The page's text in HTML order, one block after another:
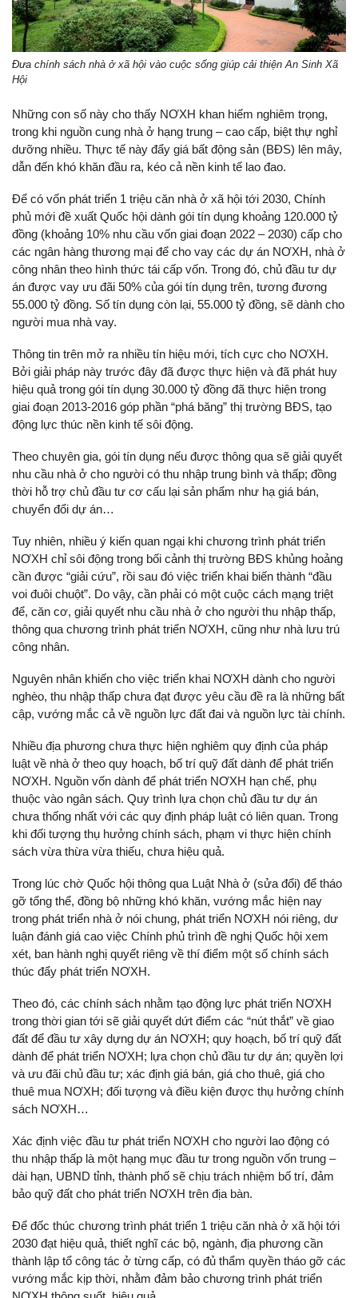
Đưa chính sách nhà ở xã hội vào cuộc sống giúp cải thiện An Sinh Xã
Hội
Những con số này cho thấy NƠXH khan hiếm nghiêm trọng,
trong khi nguồn cung nhà ở hạng trung – cao cấp, biệt thự nghỉ
dưỡng nhiều. Thực tế này đẩy giá bất động sản (BĐS) lên mây,
dẫn đến khó khăn đầu ra, kéo cả nền kinh tế lao đao.
Để có vốn phát triển 1 triệu căn nhà ở xã hội tới 2030, Chính
phủ mới đề xuất Quốc hội dành gói tín dụng khoảng 120.000 tỷ
đồng (khoảng 10% nhu cầu vốn giai đoạn 2022 – 2030) cấp cho
các ngân hàng thương mại để cho vay các dự án NƠXH, nhà ở
công nhân theo hình thức tái cấp vốn. Trong đó, chủ đầu tư dự
án được vay ưu đãi 50% của gói tín dụng trên, tương đương
55.000 tỷ đồng. Số tín dụng còn lại, 55.000 tỷ đồng, sẽ dành cho
người mua nhà vay.
Thông tin trên mở ra nhiều tín hiệu mới, tích cực cho NƠXH.
Bởi giải pháp này trước đây đã được thực hiện và đã phát huy
hiệu quả trong gói tín dụng 30.000 tỷ đồng đã thực hiện trong
giai đoạn 2013-2016 góp phần “phá băng” thị trường BĐS, tạo
động lực thúc nền kinh tế sôi động.
Theo chuyên gia, gói tín dụng nếu được thông qua sẽ giải quyết
nhu cầu nhà ở cho người có thu nhập trung bình và thấp; đồng
thời hỗ trợ chủ đầu tư cơ cấu lại sản phẩm như hạ giá bán,
chuyển đổi dự án…
Tuy nhiên, nhiều ý kiến quan ngại khi chương trình phát triển
NƠXH chỉ sôi động trong bối cảnh thị trường BĐS khủng hoảng
cần được “giải cứu”, rồi sau đó việc triển khai biến thành “đầu
voi đuôi chuột”. Do vậy, cần phải có một cuộc cách mạng triệt
để, căn cơ, giải quyết nhu cầu nhà ở cho người thu nhập thấp,
thông qua chương trình phát triển NƠXH, cũng như nhà lưu trú
công nhân.
Nguyên nhân khiến cho việc triển khai NƠXH dành cho người
nghèo, thu nhập thấp chưa đạt được yêu cầu đề ra là những bất
cập, vướng mắc cả về nguồn lực đất đai và nguồn lực tài chính.
Nhiều địa phương chưa thực hiện nghiêm quy định của pháp
luật về nhà ở theo quy hoạch, bố trí quỹ đất dành để phát triển
NƠXH. Nguồn vốn dành để phát triển NƠXH hạn chế, phụ
thuộc vào ngân sách. Quy trình lựa chọn chủ đầu tư dự án
chưa thống nhất với các quy định pháp luật có liên quan. Trong
khi đối tượng thụ hưởng chính sách, phạm vi thực hiện chính
sách vừa thừa vừa thiếu, chưa hiệu quả.
Trong lúc chờ Quốc hội thông qua Luật Nhà ở (sửa đổi) để tháo
gỡ tổng thể, đồng bộ những khó khăn, vướng mắc hiện nay
trong phát triển nhà ở nói chung, phát triển NƠXH nói riêng, dư
luận đánh giá cao việc Chính phủ trình đề nghị Quốc hội xem
xét, ban hành nghị quyết riêng về thí điểm một số chính sách
thúc đẩy phát triển NƠXH.
Theo đó, các chính sách nhằm tạo động lực phát triển NƠXH
trong thời gian tới sẽ giải quyết dứt điểm các “nút thắt” về giao
đất để đầu tư xây dựng dự án NƠXH; quy hoạch, bố trí quỹ đất
dành để phát triển NƠXH; lựa chọn chủ đầu tư dự án; quyền lợi
và ưu đãi chủ đầu tư; xác định giá bán, giá cho thuê, giá cho
thuê mua NƠXH; đối tượng và điều kiện được thụ hưởng chính
sách NƠXH…
Xác định việc đầu tư phát triển NƠXH cho người lao động có
thu nhập thấp là một hạng mục đầu tư trong nguồn vốn trung –
dài hạn, UBND tỉnh, thành phố sẽ chịu trách nhiệm bố trí, đảm
bảo quỹ đất cho phát triển NƠXH trên địa bàn.
Để đốc thúc chương trình phát triển 1 triệu căn nhà ở xã hội tới
2030 đạt hiệu quả, thiết nghĩ các bộ, ngành, địa phương cần
thành lập tổ công tác ở từng cấp, có đủ thẩm quyền tháo gỡ các
vướng mắc kịp thời, nhằm đảm bảo chương trình phát triển